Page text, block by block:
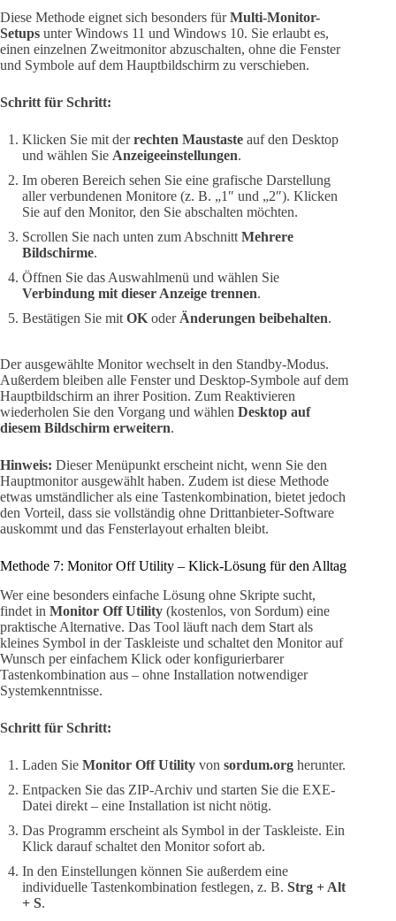
Diese Methode eignet sich besonders fürMulti-Monitor-
Setups unter Windows 11 und Windows 10. Sie erlaubt es,
einen einzelnen Zweitmonitor abzuschalten, ohne die Fenster
und Symbole auf dem Hauptbildschirm zu verschieben.
Schritt für Schritt:
Klicken Sie mit derrechten Maustaste auf den Desktop
und wählen Sie Anzeigeeinstellungen.
Im oberen Bereich sehen Sie eine grafische Darstellung
aller verbundenen Monitore (z. B. „1″ und „2″). Klicken
Sie auf den Monitor, den Sie abschalten möchten.
Scrollen Sie nach unten zum Abschnitt Mehrere
Bildschirme.
Öffnen Sie das Auswahlmenü und wählen Sie
Verbindung mit dieser Anzeige trennen.
Bestätigen Sie mit OK oder Änderungen beibehalten.
Der ausgewählte Monitor wechselt in den Standby-Modus.
Außerdem bleiben alle Fenster und Desktop-Symbole auf dem
Hauptbildschirm an ihrer Position. Zum Reaktivieren
wiederholen Sie den Vorgang und wählen Desktop auf
diesem Bildschirm erweitern.
Hinweis: Dieser Menüpunkt erscheint nicht, wenn Sie den
Hauptmonitor ausgewählt haben. Zudem ist diese Methode
etwas umständlicher als eine Tastenkombination, bietet jedoch
den Vorteil, dass sie vollständig ohne Drittanbieter-Software
auskommt und das Fensterlayout erhalten bleibt.
Methode 7: Monitor Off Utility – Klick-Lösung für den Alltag
Wer eine besonders einfache Lösung ohne Skripte sucht,
findet in Monitor Off Utility (kostenlos, von Sordum) eine
praktische Alternative. Das Tool läuft nach dem Start als
kleines Symbol in der Taskleiste und schaltet den Monitor auf
Wunsch per einfachem Klick oder konfigurierbarer
Tastenkombination aus – ohne Installation notwendiger
Systemkenntnisse.
Schritt für Schritt:
Laden Sie Monitor Off Utility von sordum.org herunter.
Entpacken Sie das ZIP-Archiv und starten Sie die EXE-
Datei direkt – eine Installation ist nicht nötig.
Das Programm erscheint als Symbol in der Taskleiste. Ein
Klick darauf schaltet den Monitor sofort ab.
In den Einstellungen können Sie außerdem eine
individuelle Tastenkombination festlegen, z. B. Strg + Alt
+ S.